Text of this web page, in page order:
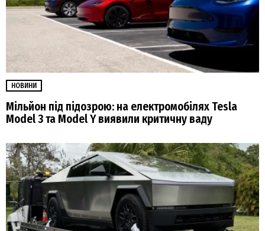
НОВИНИ
Мільйон під підозрою: на електромобілях Tesla
Model 3 та Model Y виявили критичну ваду